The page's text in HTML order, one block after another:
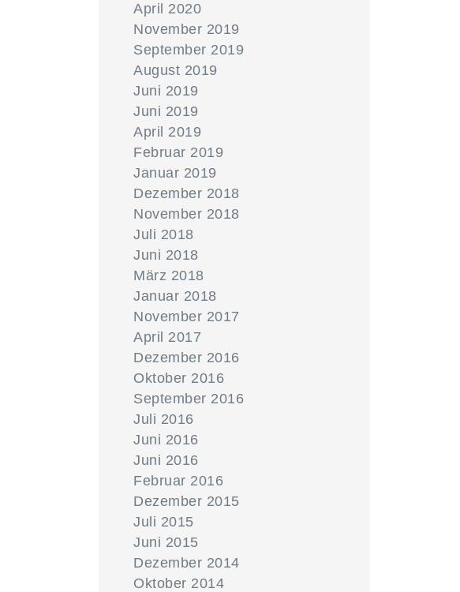
April 2020
November 2019
September 2019
August 2019
Juni 2019
Juni 2019
April 2019
Februar 2019
Januar 2019
Dezember 2018
November 2018
Juli 2018
Juni 2018
März 2018
Januar 2018
November 2017
April 2017
Dezember 2016
Oktober 2016
September 2016
Juli 2016
Juni 2016
Juni 2016
Februar 2016
Dezember 2015
Juli 2015
Juni 2015
Dezember 2014
Oktober 2014